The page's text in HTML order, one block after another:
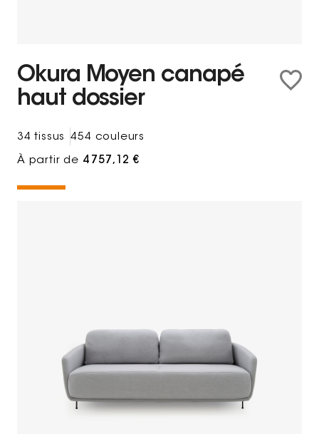
Okura Moyen canapé
haut dossier
34 tissus 454 couleurs
À partir de 4 757,12 €